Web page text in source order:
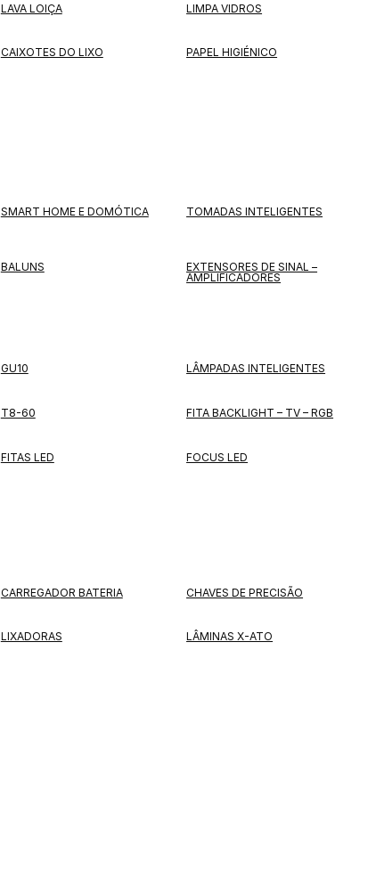
LAVA LOIÇA LIMPA VIDROS
CAIXOTES DO LIXO PAPEL HIGIÉNICO
SMART HOME E DOMÓTICA TOMADAS INTELIGENTES
BALUNS
EXTENSORES DE SINAL –
AMPLIFICADORES
GU10 LÂMPADAS INTELIGENTES
T8-60 FITA BACKLIGHT – TV – RGB
FITAS LED FOCUS LED
CARREGADOR BATERIA CHAVES DE PRECISÃO
LIXADORAS LÂMINAS X-ATO